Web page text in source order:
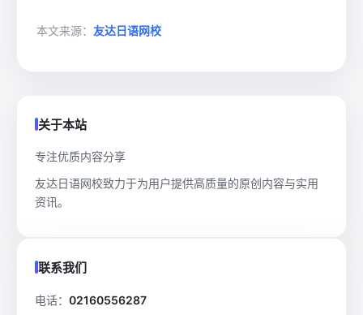
本文来源： 友达日语网校
关于本站
专注优质内容分享
友达日语网校致力于为用户提供高质量的原创内容与实用
资讯。
联系我们
电话： 02160556287